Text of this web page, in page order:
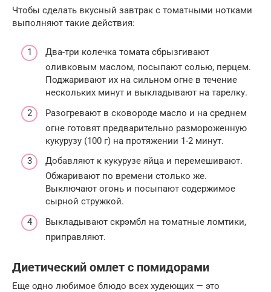
Чтобы сделать вкусный завтрак с томатными нотками
выполняют такие действия:
Два-три колечка томата сбрызгивают
оливковым маслом, посыпают солью, перцем.
Поджаривают их на сильном огне в течение
нескольких минут и выкладывают на тарелку.
Разогревают в сковороде масло и на среднем
огне готовят предварительно размороженную
кукурузу (100 г) на протяжении 1-2 минут.
Добавляют к кукурузе яйца и перемешивают.
Обжаривают по времени столько же.
Выключают огонь и посыпают содержимое
сырной стружкой.
Выкладывают скрэмбл на томатные ломтики,
приправляют.
Диетический омлет с помидорами
Еще одно любимое блюдо всех худеющих — это